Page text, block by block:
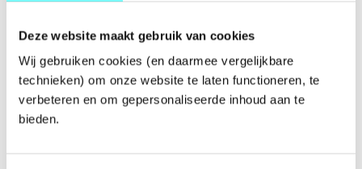
Deze website maakt gebruik van cookies
Wij gebruiken cookies (en daarmee vergelijkbare
technieken) om onze website te laten functioneren, te
verbeteren en om gepersonaliseerde inhoud aan te
bieden.